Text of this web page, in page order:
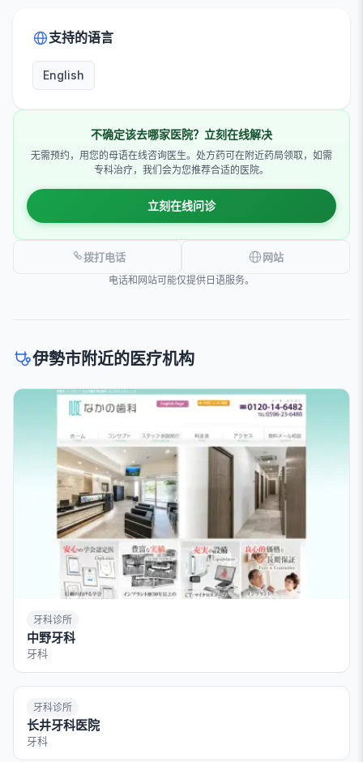
支持的语言
English
不确定该去哪家医院？立刻在线解决
无需预约，用您的母语在线咨询医生。处方药可在附近药局领取，如需
专科治疗，我们会为您推荐合适的医院。
立刻在线问诊
拨打电话 网站
电话和网站可能仅提供日语服务。
伊勢市附近的医疗机构
牙科诊所
中野牙科
牙科
牙科诊所
长井牙科医院
牙科